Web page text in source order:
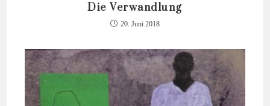
Die Verwandlung
20. Juni 2018